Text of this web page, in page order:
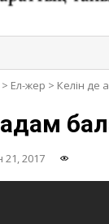
> Ел-жер > Келін де
21, 2017